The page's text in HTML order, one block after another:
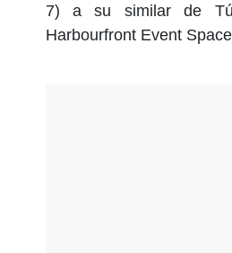
7) a su similar de
Harbourfront Event